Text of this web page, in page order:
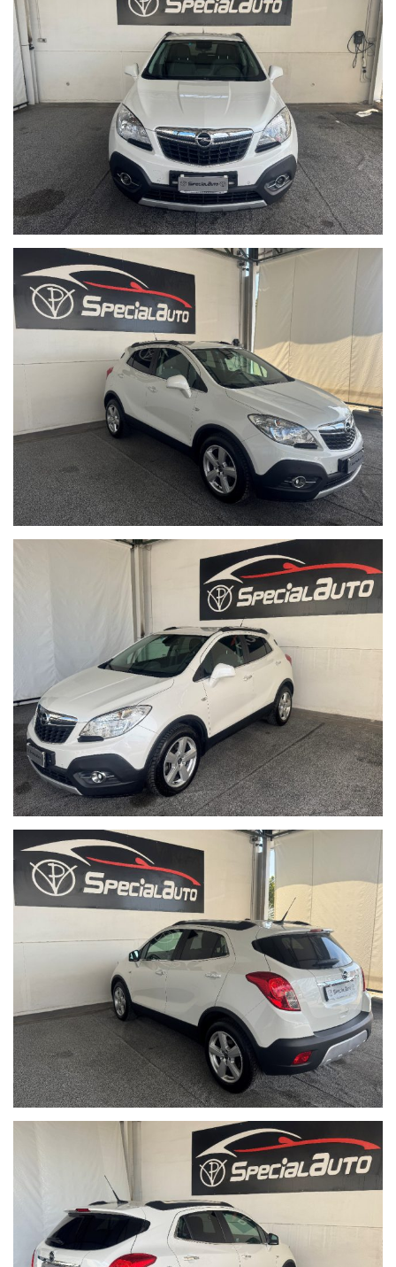
Siamo aperti anche il sabato pomeriggio e la domenica mattina
Possibile finanziamento in sede con rata personalizzata, anche
senza anticipo.
Come raggiungerci:
In auto: Dall'asse mediano, direzione Lago patria, prendere
l'uscita Giugliano/Parete/Villaricca , girare a sinistra e proseguire
per via pigna 58.
In treno: La stazione più comoda è quella di Aversa.
Distanti pochi km dal porto
Su Google Maps cerca: SPECIAL AUTO di Pianese Vincenzo
sul nostro sito trovi tante foto